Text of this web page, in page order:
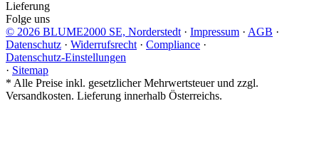
Lieferung
Folge uns
© 2026 BLUME2000 SE, Norderstedt · Impressum · AGB ·
Datenschutz · Widerrufsrecht · Compliance ·
Datenschutz-Einstellungen
· Sitemap
* Alle Preise inkl. gesetzlicher Mehrwertsteuer und zzgl.
Versandkosten. Lieferung innerhalb Österreichs.